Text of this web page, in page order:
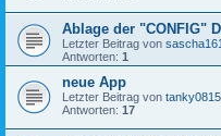
Ablage der "CONFIG"
Letzter Beitrag von
Antworten: 1
neue App
Letzter Beitrag von tanky0815
Antworten: 17